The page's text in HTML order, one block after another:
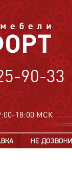
90-33
18:00 МСК